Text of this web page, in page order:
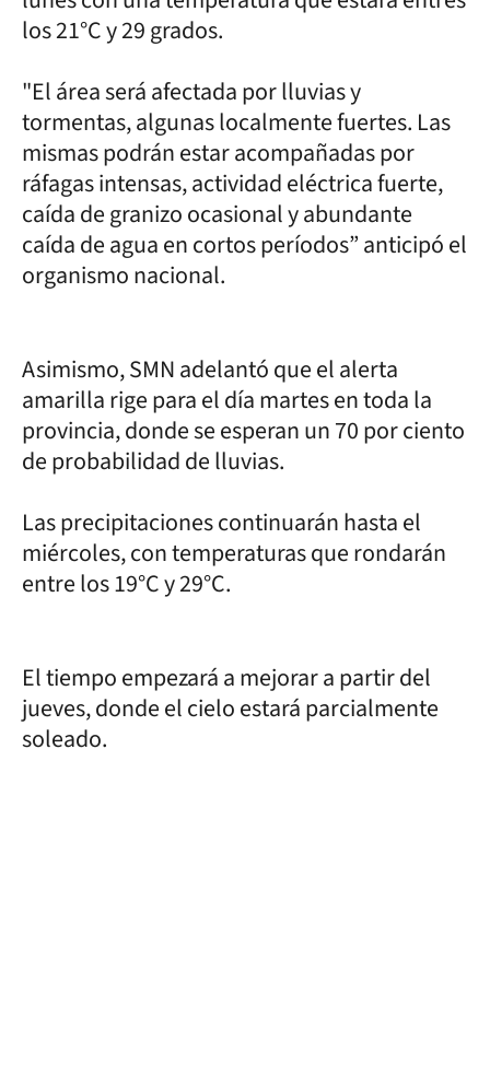
los 21°C y 29 grados.
"El área será afectada por lluvias y
tormentas, algunas localmente fuertes. Las
mismas podrán estar acompañadas por
ráfagas intensas, actividad eléctrica fuerte,
caída de granizo ocasional y abundante
caída de agua en cortos períodos” anticipó el
organismo nacional.
Asimismo, SMN adelantó que el alerta
amarilla rige para el día martes en toda la
provincia, donde se esperan un 70 por ciento
de probabilidad de lluvias.
Las precipitaciones continuarán hasta el
miércoles, con temperaturas que rondarán
entre los 19°C y 29°C.
El tiempo empezará a mejorar a partir del
jueves, donde el cielo estará parcialmente
soleado.